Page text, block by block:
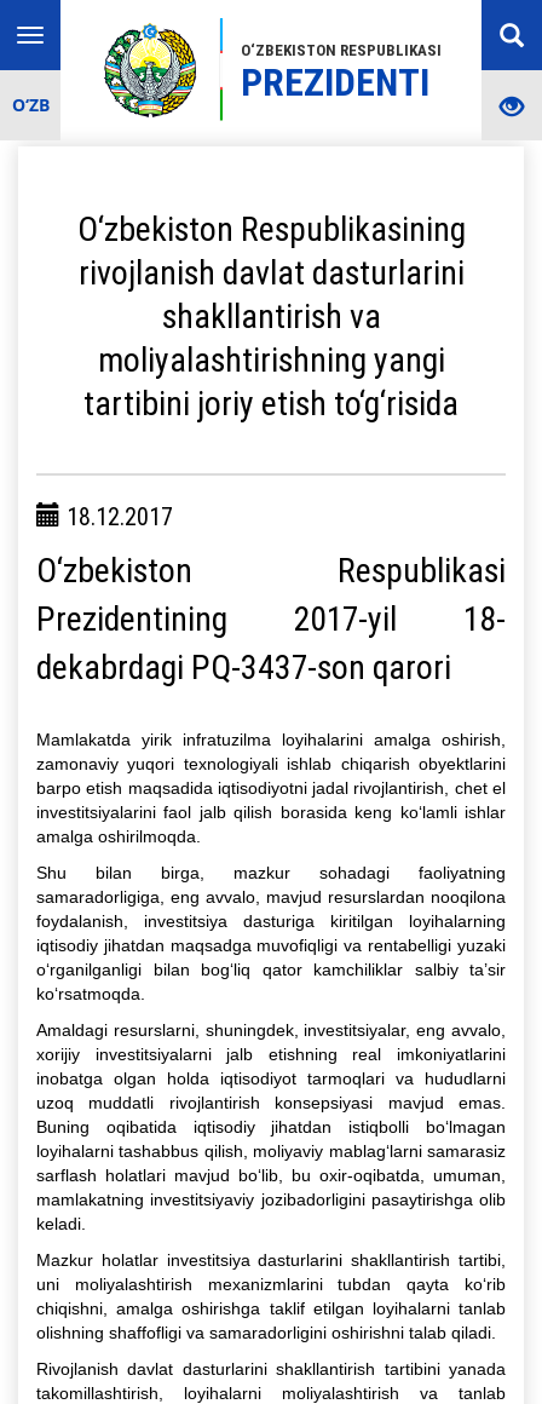
O‘ZBEKISTON RESPUBLIKASI
PREZIDENTI
Toggle
navigation
O‘ZB
O‘zbekiston Respublikasining
rivojlanish davlat dasturlarini
shakllantirish va
moliyalashtirishning yangi
tartibini joriy etish to‘g‘risida
18.12.2017
O‘zbekiston Respublikasi
Prezidentining 2017-yil 18-
dekabrdagi PQ-3437-son qarori
Mamlakatda yirik infratuzilma loyihalarini amalga oshirish,
zamonaviy yuqori texnologiyali ishlab chiqarish obyektlarini
barpo etish maqsadida iqtisodiyotni jadal rivojlantirish, chet el
investitsiyalarini faol jalb qilish borasida keng ko‘lamli ishlar
amalga oshirilmoqda.
Shu bilan birga, mazkur sohadagi faoliyatning
samaradorligiga, eng avvalo, mavjud resurslardan nooqilona
foydalanish, investitsiya dasturiga kiritilgan loyihalarning
iqtisodiy jihatdan maqsadga muvofiqligi va rentabelligi yuzaki
o‘rganilganligi bilan bog‘liq qator kamchiliklar salbiy ta’sir
ko‘rsatmoqda.
Amaldagi resurslarni, shuningdek, investitsiyalar, eng avvalo,
xorijiy investitsiyalarni jalb etishning real imkoniyatlarini
inobatga olgan holda iqtisodiyot tarmoqlari va hududlarni
uzoq muddatli rivojlantirish konsepsiyasi mavjud emas.
Buning oqibatida iqtisodiy jihatdan istiqbolli bo‘lmagan
loyihalarni tashabbus qilish, moliyaviy mablag‘larni samarasiz
sarflash holatlari mavjud bo‘lib, bu oxir-oqibatda, umuman,
mamlakatning investitsiyaviy jozibadorligini pasaytirishga olib
keladi.
Mazkur holatlar investitsiya dasturlarini shakllantirish tartibi,
uni moliyalashtirish mexanizmlarini tubdan qayta ko‘rib
chiqishni, amalga oshirishga taklif etilgan loyihalarni tanlab
olishning shaffofligi va samaradorligini oshirishni talab qiladi.
Rivojlanish davlat dasturlarini shakllantirish tartibini yanada
takomillashtirish, loyihalarni moliyalashtirish va tanlab